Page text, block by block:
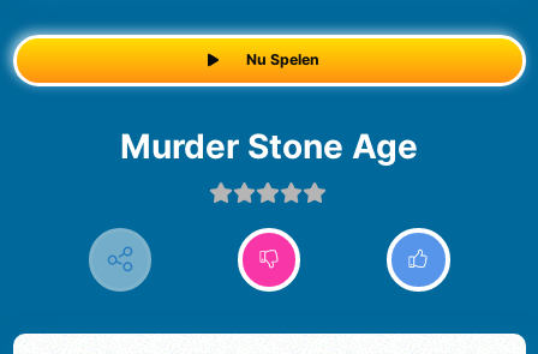
Nu Spelen
Murder Stone Age